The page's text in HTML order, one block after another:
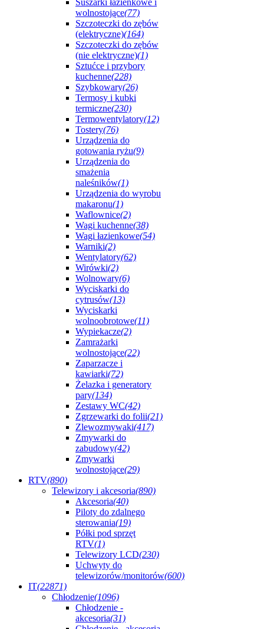
Suszarki łazienkowe i
wolnostojące(77)
Szczoteczki do zębów
(elektryczne)(164)
Szczoteczki do zębów
(nie elektryczne)(1)
Sztućce i przybory
kuchenne(228)
Szybkowary(26)
Termosy i kubki
termiczne(230)
Termowentylatory(12)
Tostery(76)
Urządzenia do
gotowania ryżu(9)
Urządzenia do
smażenia
naleśników(1)
Urządzenia do wyrobu
makaronu(1)
Waflownice(2)
Wagi kuchenne(38)
Wagi łazienkowe(54)
Warniki(2)
Wentylatory(62)
Wirówki(2)
Wolnowary(6)
Wyciskarki do
cytrusów(13)
Wyciskarki
wolnoobrotowe(11)
Wypiekacze(2)
Zamrażarki
wolnostojące(22)
Zaparzacze i
kawiarki(72)
Żelazka i generatory
pary(134)
Zestawy WC(42)
Zgrzewarki do folii(21)
Zlewozmywaki(417)
Zmywarki do
zabudowy(42)
Zmywarki
wolnostojące(29)
RTV(890)
Telewizory i akcesoria(890)
Akcesoria(40)
Piloty do zdalnego
sterowania(19)
Półki pod sprzęt
RTV(1)
Telewizory LCD(230)
Uchwyty do
telewizorów/monitorów(600)
IT(22871)
Chłodzenie(1096)
Chłodzenie -
akcesoria(31)